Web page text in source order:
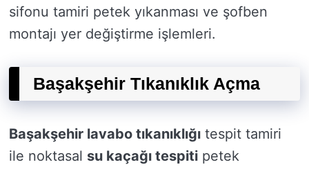
sifonu tamiri petek yıkanması ve şofben
montajı yer değiştirme işlemleri.
Başakşehir Tıkanıklık Açma
Başakşehir lavabo tıkanıklığı tespit tamiri
ile noktasal su kaçağı tespiti petek